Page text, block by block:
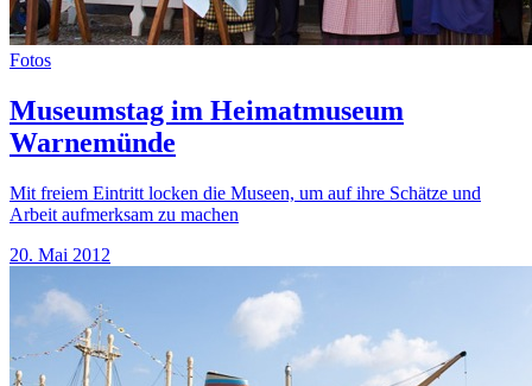
Fotos
Museumstag im Heimatmuseum
Warnemünde
Mit freiem Eintritt locken die Museen, um auf ihre Schätze und
Arbeit aufmerksam zu machen
20. Mai 2012